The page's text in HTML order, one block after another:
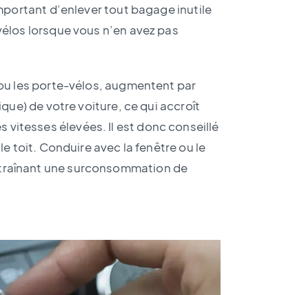
d’enlever tout bagage inutile
lorsque vous n’en avez pas
les porte-vélos, augmentent par
de votre voiture, ce qui accroît
élevées. Il est donc conseillé
toit. Conduire avec la fenêtre ou le
une surconsommation de